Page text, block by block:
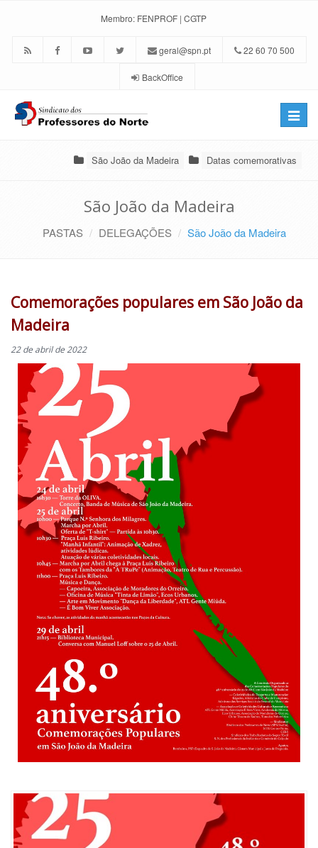
Membro: FENPROF | CGTP
geral@spn.pt 22 60 70 500
BackOffice
Toggle
São João da Madeira Datas comemorativas
São João da Madeira
PASTAS DELEGAÇÕES São João da Madeira
Comemorações populares em São João da
Madeira
22 de abril de 2022